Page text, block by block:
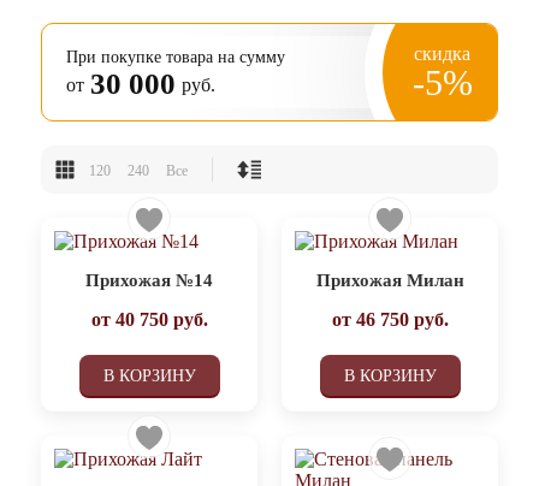
При покупке товара на сумму
от 30 000 руб.
скидка
-5%
120 240 Все
Прихожая №14
от 40 750руб.
В КОРЗИНУ
Прихожая Милан
от 46 750руб.
В КОРЗИНУ